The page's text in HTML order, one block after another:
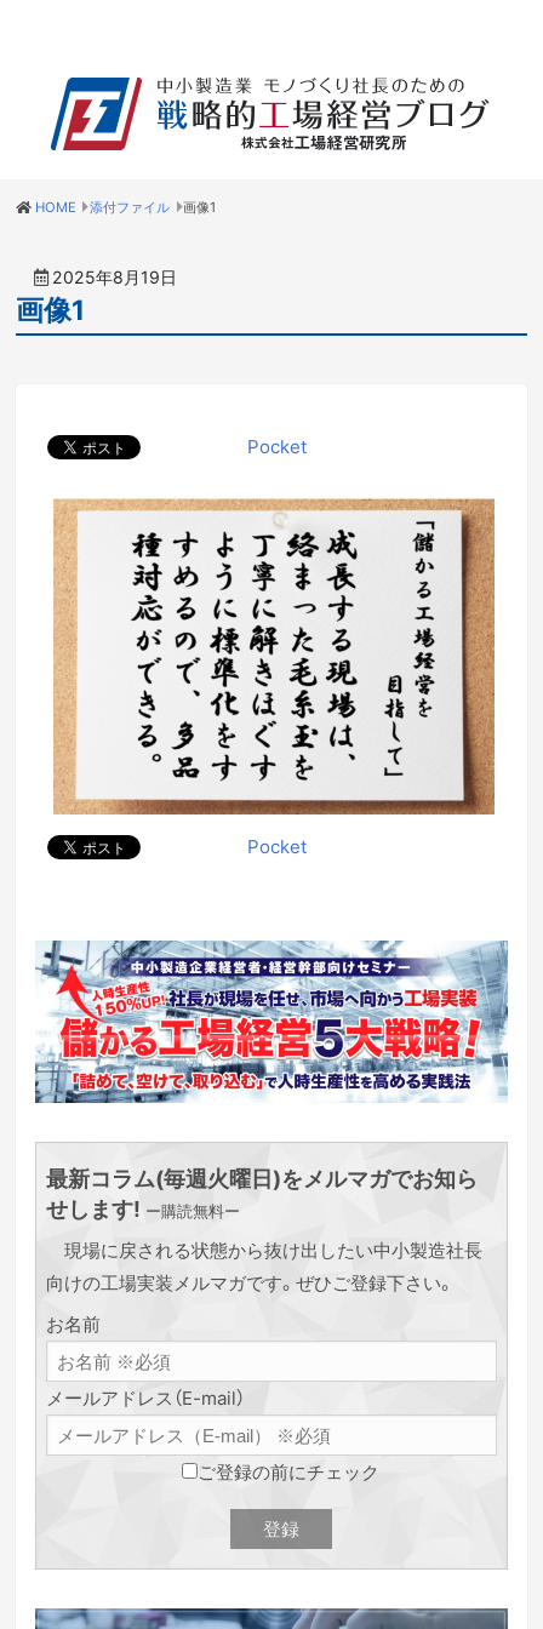
HOME 添付ファイル 画像1
2025年8月19日
画像1
Pocket
Pocket
最新コラム(毎週火曜日)をメルマガでお知ら
せします! ー購読無料ー
現場に戻される状態から抜け出したい中小製造社長
向けの工場実装メルマガです。ぜひご登録下さい。
お名前
メールアドレス（E-mail）
ご登録の前にチェック